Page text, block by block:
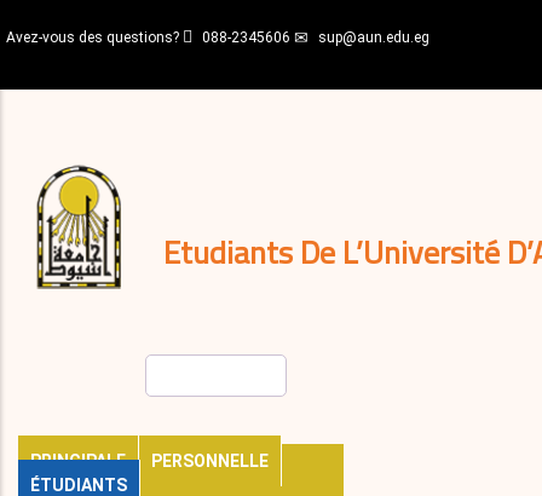
au
principal
Avez-vous des questions? 088-2345606 sup@aun.edu.eg
Etudiants De L’Université
PRINCIPALE
PERSONNELLE
ÉTUDIANTS
décisions
Expatriés
Journal